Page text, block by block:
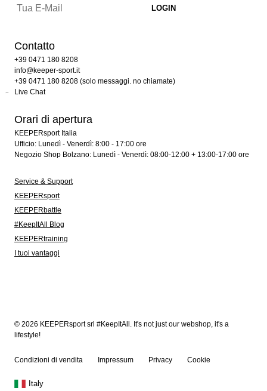
Contatto
+39 0471 180 8208
info@keeper-sport.it
+39 0471 180 8208 (solo messaggi. no chiamate)
Live Chat
Orari di apertura
KEEPERsport Italia
Ufficio: Lunedì - Venerdì: 8:00 - 17:00 ore
Negozio Shop Bolzano: Lunedì - Venerdì: 08:00-12:00 + 13:00-17:00 ore
Service & Support
KEEPERsport
KEEPERbattle
#KeepItAll Blog
KEEPERtraining
I tuoi vantaggi
© 2026 KEEPERsport srl #KeepItAll. It's not just our webshop, it's a
lifestyle!
Condizioni di vendita Impressum Privacy Cookie
Italy